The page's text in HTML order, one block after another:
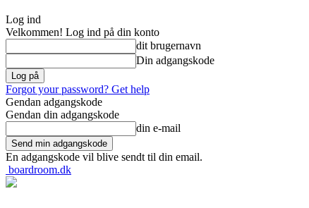
Log ind
Velkommen! Log ind på din konto
dit brugernavn
Din adgangskode
Forgot your password? Get help
Gendan adgangskode
Gendan din adgangskode
din e-mail
En adgangskode vil blive sendt til din email.
boardroom.dk